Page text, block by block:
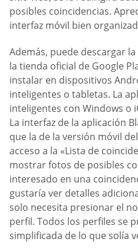
posibles coincidencias.
interfaz móvil bien
Además, puede descargar
la tienda oficial de Google
instalar en dispositivos
inteligentes o tabletas. La
inteligentes con Windows o
La interfaz de la aplicación
que la de la versión móvil
acceso a la «Lista de
mostrar fotos de posibles
interesado en una
gustaría ver detalles
solo necesita presionar el
perfil. Todos los perfiles se
simplificada de lo que solía